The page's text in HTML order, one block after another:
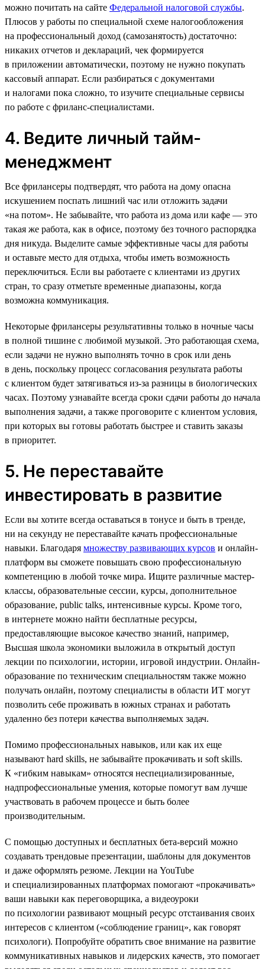
можно почитать на сайте Федеральной налоговой службы.
Плюсов у работы по специальной схеме налогообложения
на профессиональный доход (самозанятость) достаточно:
никаких отчетов и деклараций, чек формируется
в приложении автоматически, поэтому не нужно покупать
кассовый аппарат. Если разбираться с документами
и налогами пока сложно, то изучите специальные сервисы
по работе с фриланс-специалистами.
4. Ведите личный тайм-
менеджмент
Все фрилансеры подтвердят, что работа на дому опасна
искушением поспать лишний час или отложить задачи
«на потом». Не забывайте, что работа из дома или кафе — это
такая же работа, как в офисе, поэтому без точного распорядка
дня никуда. Выделите самые эффективные часы для работы
и оставьте место для отдыха, чтобы иметь возможность
переключиться. Если вы работаете с клиентами из других
стран, то сразу отметьте временные диапазоны, когда
возможна коммуникация.
Некоторые фрилансеры результативны только в ночные часы
в полной тишине с любимой музыкой. Это работающая схема,
если задачи не нужно выполнять точно в срок или день
в день, поскольку процесс согласования результата работы
с клиентом будет затягиваться из-за разницы в биологических
часах. Поэтому узнавайте всегда сроки сдачи работы до начала
выполнения задачи, а также проговорите с клиентом условия,
при которых вы готовы работать быстрее и ставить заказы
в приоритет.
5. Не переставайте
инвестировать в развитие
Если вы хотите всегда оставаться в тонусе и быть в тренде,
ни на секунду не переставайте качать профессиональные
навыки. Благодаря множеству развивающих курсов и онлайн-
платформ вы сможете повышать свою профессиональную
компетенцию в любой точке мира. Ищите различные мастер-
классы, образовательные сессии, курсы, дополнительное
образование, public talks, интенсивные курсы. Кроме того,
в интернете можно найти бесплатные ресурсы,
предоставляющие высокое качество знаний, например,
Высшая школа экономики выложила в открытый доступ
лекции по психологии, истории, игровой индустрии. Онлайн-
образование по техническим специальностям также можно
получать онлайн, поэтому специалисты в области ИТ могут
позволить себе проживать в южных странах и работать
удаленно без потери качества выполняемых задач.
Помимо профессиональных навыков, или как их еще
называют hard skills, не забывайте прокачивать и soft skills.
К «гибким навыкам» относятся неспециализированные,
надпрофессиональные умения, которые помогут вам лучше
участвовать в рабочем процессе и быть более
производительным.
С помощью доступных и бесплатных бета-версий можно
создавать трендовые презентации, шаблоны для документов
и даже оформлять резюме. Лекции на YouTube
и специализированных платформах помогают «прокачивать»
ваши навыки как переговорщика, а видеоуроки
по психологии развивают мощный ресурс отстаивания своих
интересов с клиентом («соблюдение границ», как говорят
психологи). Попробуйте обратить свое внимание на развитие
коммуникативных навыков и лидерских качеств, это помогает